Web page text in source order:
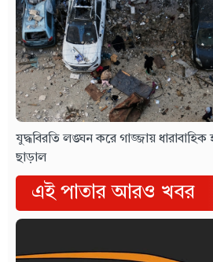
যুদ্ধবিরতি লঙ্ঘন করে গাজ্জায়
ছাড়াল
এই পাতার আরও খবর